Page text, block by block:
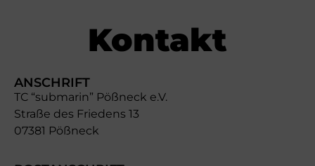
Kontakt
ANSCHRIFT
TC “submarin” Pößneck e.V.
Straße des Friedens 13
07381 Pößneck